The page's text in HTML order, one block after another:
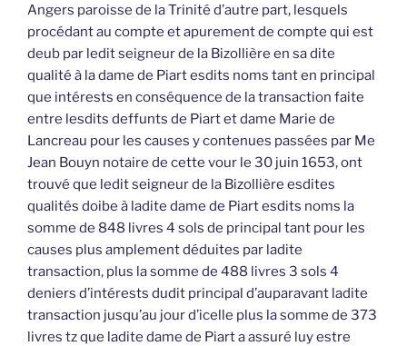
Angers paroisse de la Trinité d’autre part, lesquels
procédant au compte et apurement de compte qui est
deub par ledit seigneur de la Bizollière en sa dite
qualité à la dame de Piart esdits noms tant en principal
que intérests en conséquence de la transaction faite
entre lesdits deffunts de Piart et dame Marie de
Lancreau pour les causes y contenues passées par Me
Jean Bouyn notaire de cette vour le 30 juin 1653, ont
trouvé que ledit seigneur de la Bizollière esdites
qualités doibe à ladite dame de Piart esdits noms la
somme de 848 livres 4 sols de principal tant pour les
causes plus amplement déduites par ladite
transaction, plus la somme de 488 livres 3 sols 4
deniers d’intérests dudit principal d’auparavant ladite
transaction jusqu’au jour d’icelle plus la somme de 373
livres tz que ladite dame de Piart a assuré luy estre